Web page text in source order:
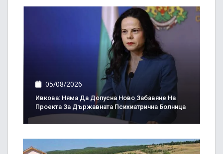
05/08/2026
Ивкова: Няма Да Допусна Ново Забавяне На
Проекта За Държавната Психиатрична Болница